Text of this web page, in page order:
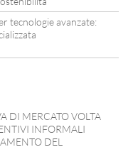
tecnologie avanzate:
DI MERCATO VOLTA
INFORMALI
DEL